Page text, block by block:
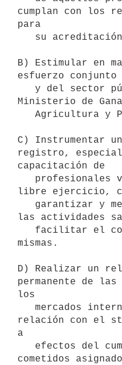
cumplan con los
para
B) Estimular en
esfuerzo
Ministerio de
C) Instrumentar
registro,
capacitación de
libre ejercicio,
las actividades
mismas.
D) Realizar un
permanente de
los
relación con el
a
cometidos